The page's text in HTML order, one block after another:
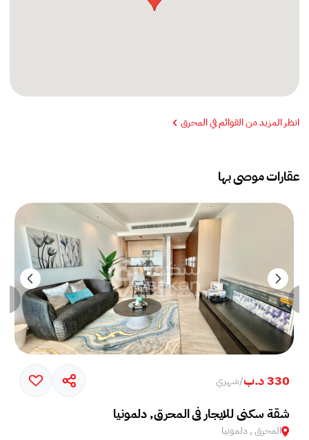
انظر المزيد من القوائم في المحرق
عقارات موصى بها
330 د.ب /شهري
شقة سكني للايجار في المحرق, دلمونيا
المحرق , دلمونيا